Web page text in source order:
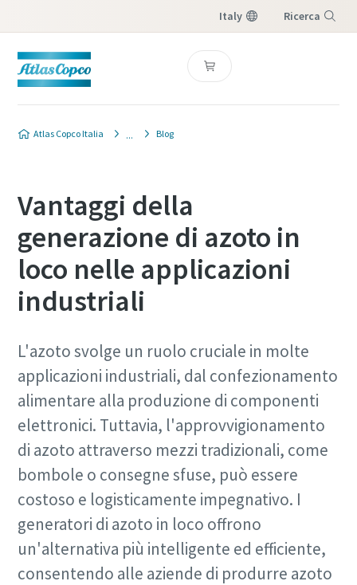
Italy Ricerca
Atlas Copco Italia Blog
Vantaggi della
generazione di azoto in
loco nelle applicazioni
industriali
L'azoto svolge un ruolo cruciale in molte
applicazioni industriali, dal confezionamento
alimentare alla produzione di componenti
elettronici. Tuttavia, l'approvvigionamento
di azoto attraverso mezzi tradizionali, come
bombole o consegne sfuse, può essere
costoso e logisticamente impegnativo. I
generatori di azoto in loco offrono
un'alternativa più intelligente ed efficiente,
consentendo alle aziende di produrre azoto